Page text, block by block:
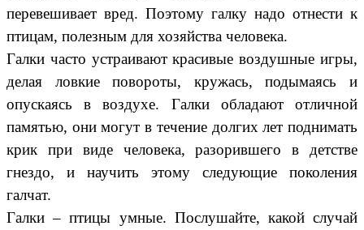
перевешивает вред. Поэтому галку надо отнести к
птицам, полезным для хозяйства человека.
Галки часто устраивают красивые воздушные игры,
делая ловкие повороты, кружась, подымаясь и
опускаясь в воздухе. Галки обладают отличной
памятью, они могут в течение долгих лет поднимать
крик при виде человека, разорившего в детстве
гнездо, и научить этому следующие поколения
галчат.
Галки – птицы умные. Послушайте, какой случай